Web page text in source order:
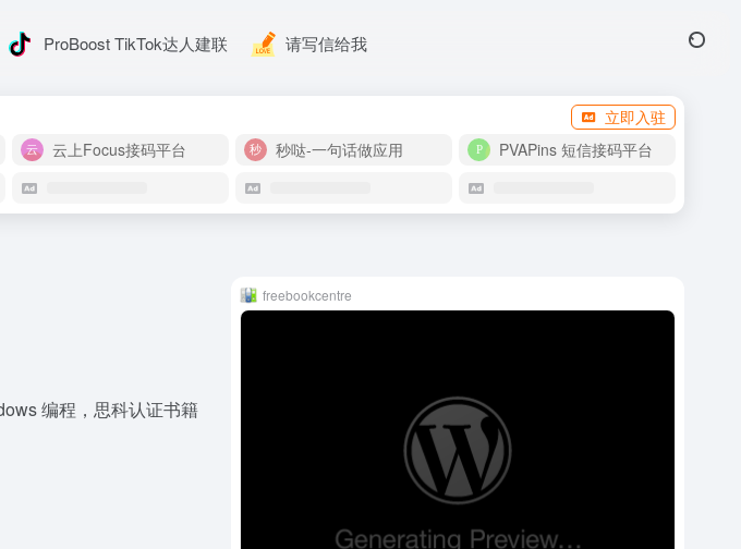
ProBoost TikTok达人建联 请写信给我
立即入驻
云上Focus接码平台 秒哒-一句话做应用
PVAPins 短信接码平台
编程，思科认证书籍
freebookcentre